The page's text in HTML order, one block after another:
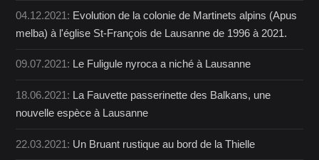
04.12.2021: Evolution de la colonie de Martinets alpins (Apus
melba) à l'église St-François de Lausanne de 1996 à 2021.
09.07.2021: Le Fuligule nyroca a niché à Lausanne
18.06.2021: La Fauvette passerinette des Balkans, une
nouvelle espèce à Lausanne
22.03.2021: Un Bruant rustique au bord de la Thielle